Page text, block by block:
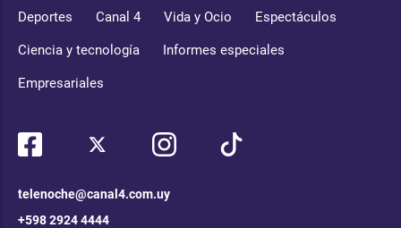
Deportes Canal 4 Vida y Ocio Espectáculos
Ciencia y tecnología Informes especiales
Empresariales
telenoche@canal4.com.uy
+598 2924 4444